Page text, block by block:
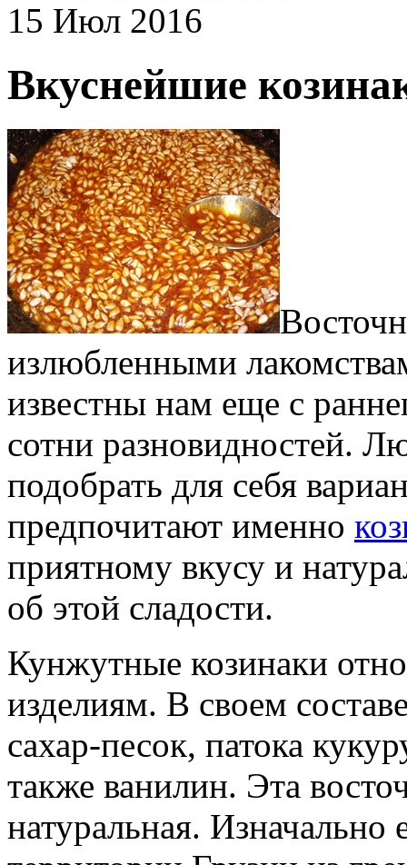
15 Июл 2016
Вкуснейшие
излюбленными
известны нам еще с
сотни разновидностей.
подобрать для себя
предпочитают именно
приятному вкусу и
об этой сладости.
Кунжутные козинаки
изделиям. В своем
сахар-песок, патока
также ванилин. Эта
натуральная. Изначально